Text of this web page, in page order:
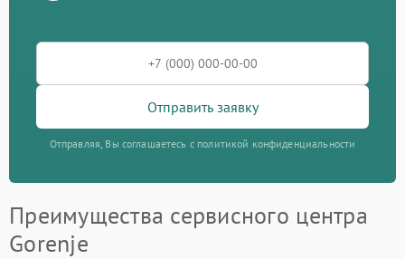
Отправить заявку
Отправляя, Вы соглашаетесь с политикой конфиденциальности
Преимущества сервисного центра
Gorenje